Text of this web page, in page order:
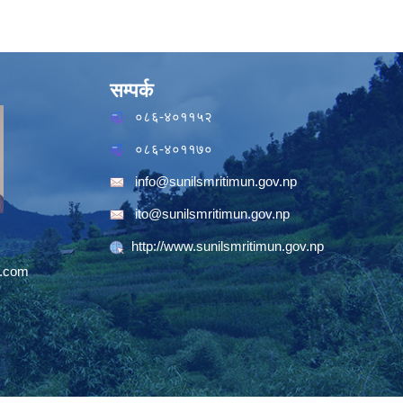
सम्पर्क
०८६-४०११५२
०८६-४०११७०
info@sunilsmritimun.gov.np
ito@sunilsmritimun.gov.np
http://www.sunilsmritimun.gov.np